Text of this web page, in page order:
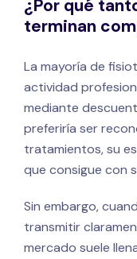
¿Por qué
terminan
La mayoría de
actividad
mediante
preferiría ser
tratamientos, su
que consigue con
Sin embargo,
transmitir
mercado suele